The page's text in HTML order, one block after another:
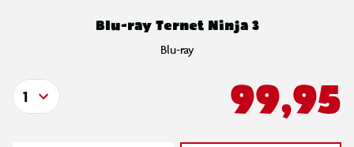
Blu-ray Ternet Ninja 3
Blu-ray
99,95
1